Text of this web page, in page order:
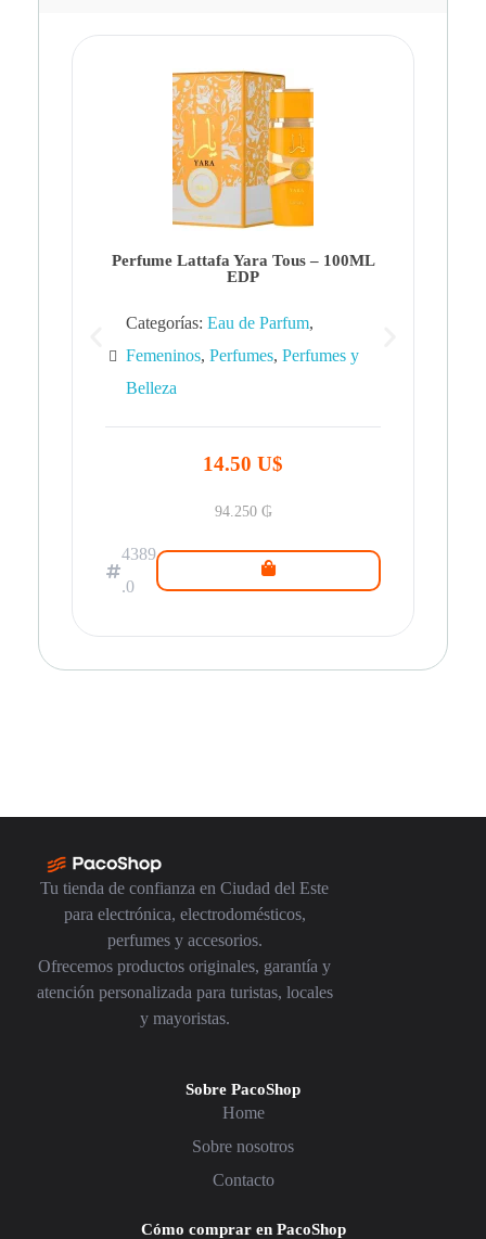
Perfume Lattafa Yara Tous – 100ML
EDP
Categorías: Eau de Parfum,
Femeninos, Perfumes, Perfumes y
Belleza
14.50 U$
94.250 ₲
4389
.0
Tu tienda de confianza en Ciudad del Este
para electrónica, electrodomésticos,
perfumes y accesorios.
Ofrecemos productos originales, garantía y
atención personalizada para turistas, locales
y mayoristas.
Sobre PacoShop
Home
Sobre nosotros
Contacto
Cómo comprar en PacoShop